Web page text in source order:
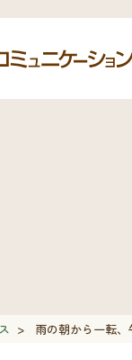
> 雨の朝から一転